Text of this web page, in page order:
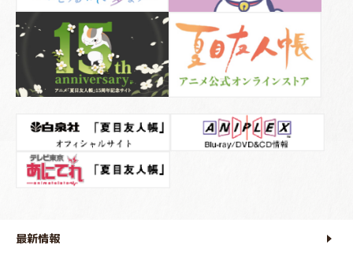
最新情報